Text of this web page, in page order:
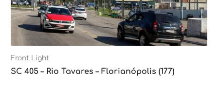
Front Light
SC 405 – Rio Tavares – Florianópolis (177)